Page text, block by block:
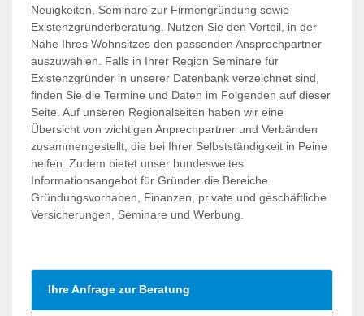
Neuigkeiten, Seminare zur Firmengründung sowie
Existenzgründerberatung. Nutzen Sie den Vorteil, in der
Nähe Ihres Wohnsitzes den passenden Ansprechpartner
auszuwählen. Falls in Ihrer Region Seminare für
Existenzgründer in unserer Datenbank verzeichnet sind,
finden Sie die Termine und Daten im Folgenden auf dieser
Seite. Auf unseren Regionalseiten haben wir eine
Übersicht von wichtigen Anprechpartner und Verbänden
zusammengestellt, die bei Ihrer Selbstständigkeit in Peine
helfen. Zudem bietet unser bundesweites
Informationsangebot für Gründer die Bereiche
Gründungsvorhaben, Finanzen, private und geschäftliche
Versicherungen, Seminare und Werbung.
Ihre Anfrage zur Beratung